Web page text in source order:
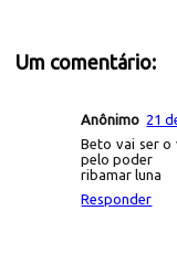
Um comentário:
Anônimo 21
Beto vai ser o
pelo poder
ribamar luna
Responder